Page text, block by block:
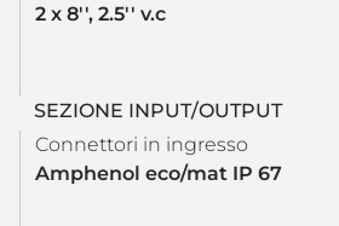
2 x 8'', 2.5'' v.c
SEZIONE INPUT/OUTPUT
Connettori in ingresso
Amphenol eco/mat IP 67